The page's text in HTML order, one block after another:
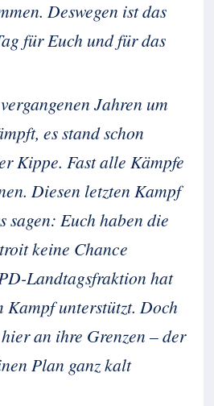
Deswegen ist das
für Euch und für das
Jahren um
es stand schon
Kippe. Fast alle Kämpfe
Diesen letzten Kampf
sagen: Euch haben die
keine Chance
Landtagsfraktion hat
Kampf unterstützt. Doch
an ihre Grenzen – der
Plan ganz kalt